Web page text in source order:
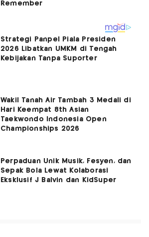
Strategi Panpel Piala Presiden
2026 Libatkan UMKM di Tengah
Kebijakan Tanpa Suporter
Wakil Tanah Air Tambah 3 Medali di
Hari Keempat 8th Asian
Taekwondo Indonesia Open
Championships 2026
Perpaduan Unik Musik, Fesyen, dan
Sepak Bola Lewat Kolaborasi
Eksklusif J Balvin dan KidSuper